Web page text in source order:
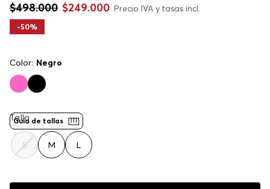
$498.000 $249.000 Precio IVA y tasas incl.
-50%
Color: Negro
Guía de tallas
Talla
S M L